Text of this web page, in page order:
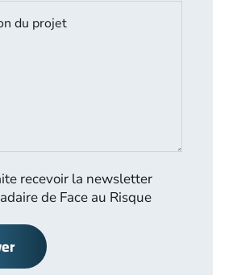
recevoir la newsletter
de Face au Risque